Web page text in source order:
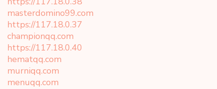
masterdomino99.com
https://117.18.0.37
championqq.com
https://117.18.0.40
hematqq.com
murniqq.com
menuqq.com